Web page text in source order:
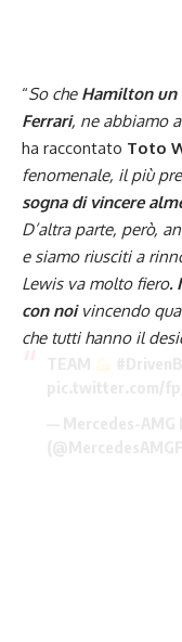
“So che Hamilton un
Ferrari, ne abbiamo
ha raccontato Toto
fenomenale, il più
sogna di vincere
D’altra parte, però,
e siamo riusciti a
Lewis va molto fiero.
con noivincendo
che tutti hanno il